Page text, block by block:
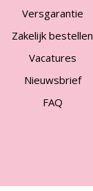
Versgarantie
Zakelijk bestellen
Vacatures
Nieuwsbrief
FAQ